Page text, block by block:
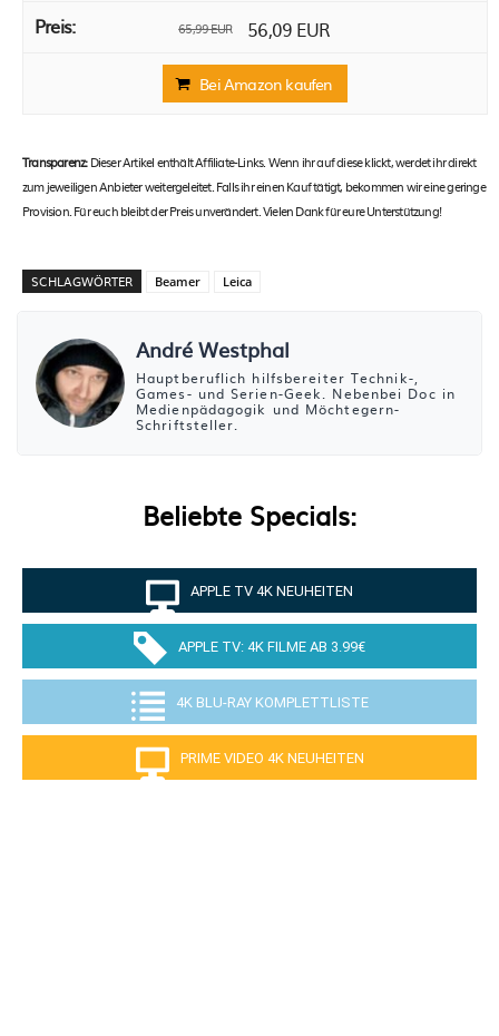
65,99 EUR 56,09 EUR
Bei Amazon kaufen
Transparenz:Dieser Artikel enthält Affiliate-Links. Wenn ihr auf diese klickt, werdet ihr direkt
zum jeweiligen Anbieter weitergeleitet. Falls ihr einen Kauf tätigt, bekommen wir eine geringe
Provision. Für euch bleibt der Preis unverändert. Vielen Dank für eure Unterstützung!
SCHLAGWÖRTER Beamer Leica
André Westphal
Hauptberuflich hilfsbereiter Technik-,
Games- und Serien-Geek. Nebenbei Doc in
Medienpädagogik und Möchtegern-
Schriftsteller.
Beliebte Specials:
APPLE TV 4K NEUHEITEN
APPLE TV: 4K FILME AB 3.99€
4K BLU-RAY KOMPLETTLISTE
PRIME VIDEO 4K NEUHEITEN